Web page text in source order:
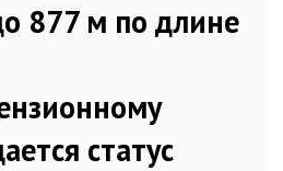
877 м по длине
статус